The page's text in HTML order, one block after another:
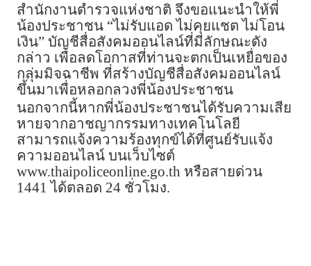
สำนักงานตำรวจแห่งชาติ จึงขอแนะนำให้พี่
น้องประชาชน “ไม่รับแอด ไม่คุยแชต ไม่โอน
เงิน” บัญชีสื่อสังคมออนไลน์ที่มีลักษณะดัง
กล่าว เพื่อลดโอกาสที่ท่านจะตกเป็นเหยื่อของ
กลุ่มมิจฉาชีพ ที่สร้างบัญชีสื่อสังคมออนไลน์
ขึ้นมาเพื่อหลอกลวงพี่น้องประชาชน
นอกจากนี้หากพี่น้องประชาชนได้รับความเสีย
หายจากอาชญากรรมทางเทคโนโลยี
สามารถแจ้งความร้องทุกข์ได้ที่ศูนย์รับแจ้ง
ความออนไลน์ บนเว็บไซต์
www.thaipoliceonline.go.th หรือสายด่วน
1441 ได้ตลอด 24 ชั่วโมง.